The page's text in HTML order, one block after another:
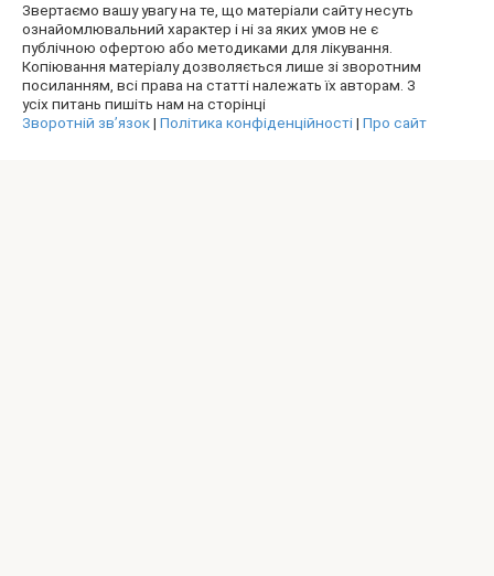
Звертаємо вашу увагу на те, що матеріали сайту несуть
ознайомлювальний характер і ні за яких умов не є
публічною офертою або методиками для лікування.
Копіювання матеріалу дозволяється лише зі зворотним
посиланням, всі права на статті належать їх авторам. З
усіх питань пишіть нам на сторінці
Зворотній зв’язок| Політика конфіденційності| Про сайт